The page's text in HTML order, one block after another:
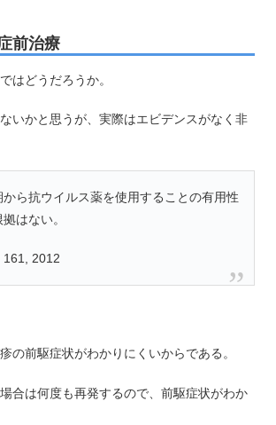
前治療
はどうだろうか。
いかと思うが、実際はエビデンスがなく非
から抗ウイルス薬を使用することの有用性
はない。
161, 2012
の前駆症状がわかりにくいからである。
場合は何度も再発するので、前駆症状がわか